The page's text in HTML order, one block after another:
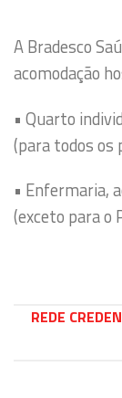
A Bradesco
acomodação
• Quarto
(para todos os
• Enfermaria,
(exceto para o
REDE